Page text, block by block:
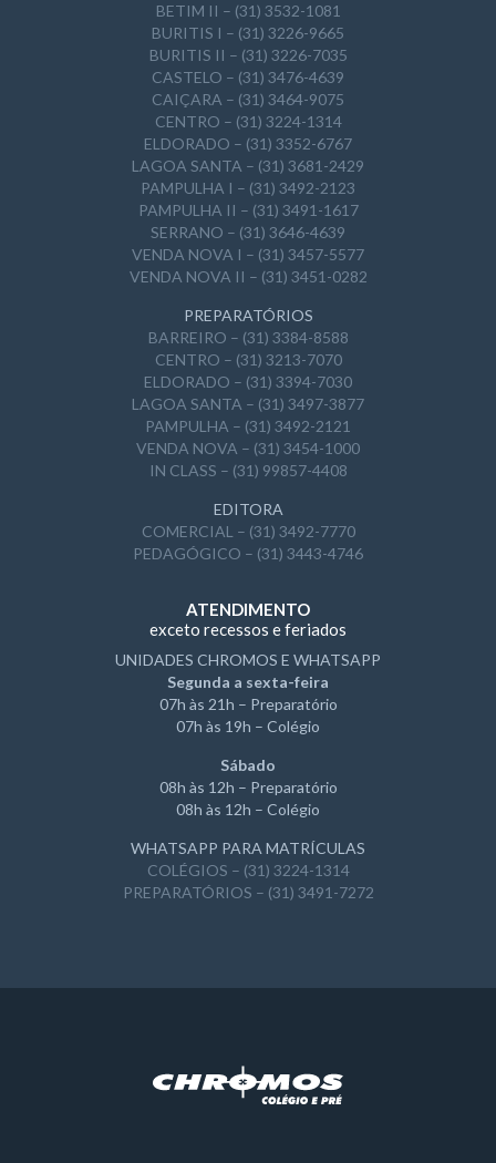
BETIM II – (31) 3532-1081
BURITIS I – (31) 3226-9665
BURITIS II – (31) 3226-7035
CASTELO – (31) 3476-4639
CAIÇARA – (31) 3464-9075
CENTRO – (31) 3224-1314
ELDORADO – (31) 3352-6767
LAGOA SANTA – (31) 3681-2429
PAMPULHA I – (31) 3492-2123
PAMPULHA II – (31) 3491-1617
SERRANO – (31) 3646-4639
VENDA NOVA I – (31) 3457-5577
VENDA NOVA II – (31) 3451-0282
PREPARATÓRIOS
BARREIRO – (31) 3384-8588
CENTRO – (31) 3213-7070
ELDORADO – (31) 3394-7030
LAGOA SANTA – (31) 3497-3877
PAMPULHA – (31) 3492-2121
VENDA NOVA – (31) 3454-1000
IN CLASS – (31) 99857-4408
EDITORA
COMERCIAL – (31) 3492-7770
PEDAGÓGICO – (31) 3443-4746
ATENDIMENTO
exceto recessos e feriados
UNIDADES CHROMOS E WHATSAPP
Segunda a sexta-feira
07h às 21h – Preparatório
07h às 19h – Colégio
Sábado
08h às 12h – Preparatório
08h às 12h – Colégio
WHATSAPP PARA MATRÍCULAS
COLÉGIOS – (31) 3224-1314
PREPARATÓRIOS – (31) 3491-7272